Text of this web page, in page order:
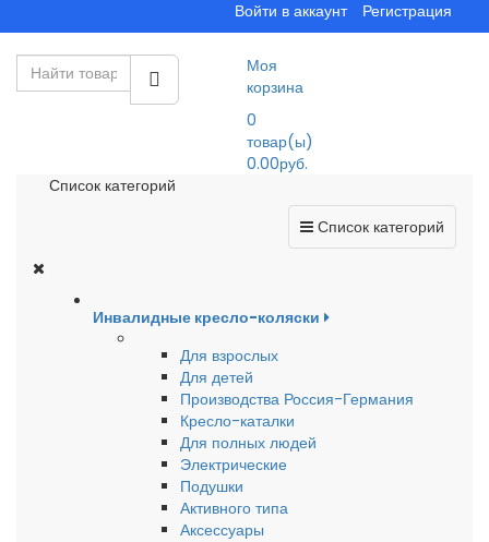
Войти в аккаунт Регистрация
Моя
корзина
0
товар(ы)
0.00руб.
Список категорий
Список категорий
Инвалидные кресло-коляски
Для взрослых
Для детей
Производства Россия-Германия
Кресло-каталки
Для полных людей
Электрические
Подушки
Активного типа
Аксессуары